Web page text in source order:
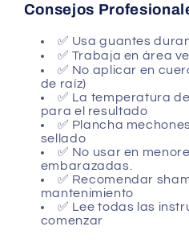
Consejos
✅ Usa guantes
✅ Trabaja en área
✅ No aplicar en
de raíz)
✅ La temperatura
para el resultado
✅ Plancha
sellado
✅ No usar en
embarazadas.
✅ Recomendar
mantenimiento
✅ Lee todas las
comenzar